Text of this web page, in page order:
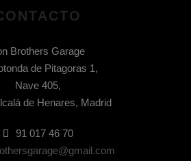
Brothers Garage
de Pitagoras 1,
Nave 405,
de Henares, Madrid
91 017 46 70